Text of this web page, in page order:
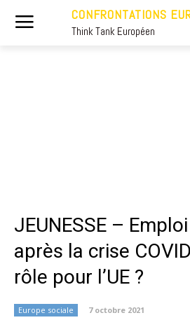
CONFRONTATIONS
Think Tank Européen
JEUNESSE –
après la crise
rôle pour l’UE ?
Europe sociale 7 octobre 2021